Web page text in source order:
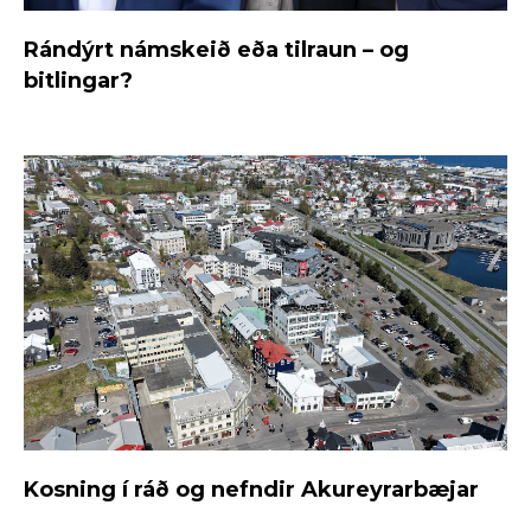
Rándýrt námskeið eða tilraun – og
bitlingar?
Kosning í ráð og nefndir Akureyrarbæjar